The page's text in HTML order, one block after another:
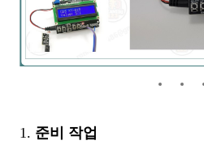
1. 준비 작업